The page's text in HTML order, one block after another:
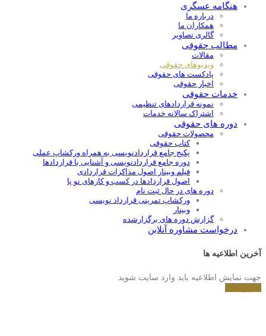
هنگامه عسگری
درباره ما
همکاران ما
گالری تصاویر
مطالب حقوقی
مقالات
ویدیوهای حقوقی
پادکست های حقوقی
اخبار حقوقی
خدمات حقوقی
نمونه قراردادهای تنظیمی
اشتراک سالانه خدمات
دوره های حقوقی
محصولات حقوقی
کتاب حقوقی
پکیج جامع قراردادنویسی به همراه ورکشاپ عملی
دوره جامع قراردادنويسی و آشنايی با قراردادها
فیلم وبینار اصول مذاکرات قراردادی
اصول قراردادها در کسب و کارهای نو پا
دوره های در حال ثبت نام
ورکشاپ تمرینی قرارداد نویسی
وبینار
گزارش دوره های برگزارشده
درخواست مشاوره آنلاین
آخرین اطلاعیه ها
جهت نمایش اطلاعیه باید وارد سایت شوید